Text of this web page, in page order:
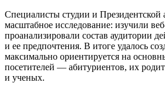
Специалисты студии и Президентской
масштабное исследование: изучили
проанализировали состав аудитории
и ее предпочтения. В итоге удалось
максимально ориентируется на
посетителей — абитуриентов, их
и ученых.